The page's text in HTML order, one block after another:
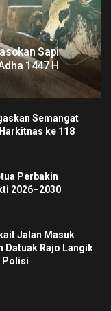
Sapi
1447 H
Semangat
ke 118
Perbakin
2026–2030
Jalan Masuk
Datuak Rajo Langik
Polisi